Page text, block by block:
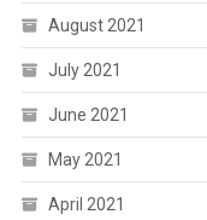
August 2021
July 2021
June 2021
May 2021
April 2021